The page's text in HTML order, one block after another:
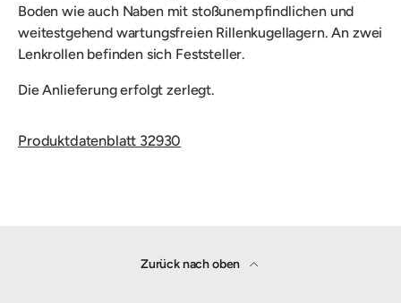
Boden wie auch Naben mit stoßunempfindlichen und
weitestgehend wartungsfreien Rillenkugellagern. An zwei
Lenkrollen befinden sich Feststeller.
Die Anlieferung erfolgt zerlegt.
Produktdatenblatt 32930
Zurück nach oben